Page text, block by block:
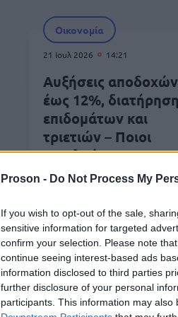
Proson - Do Not Process My
If you wish to opt-out of the sale,
sensitive information for targeted
confirm your selection. Please note
continue seeing interest-based ads
information disclosed to third parties
further disclosure of your personal
participants. This information may
Οικονομία
21 Ιουλ 2026 14:21
Αυξήσεις αποδοχών
έως 12%, διατήρηση
επιδομάτων και
τριετιών – Ποιοι
ωφελούνται
Εργασία
11 Ιουλ 2026 12:17
Αγορά εργασίας: Τι